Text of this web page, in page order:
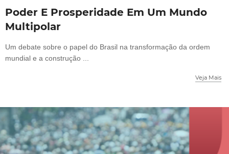
Poder E Prosperidade Em Um Mundo
Multipolar
Um debate sobre o papel do Brasil na transformação da ordem
mundial e a construção ...
Veja Mais